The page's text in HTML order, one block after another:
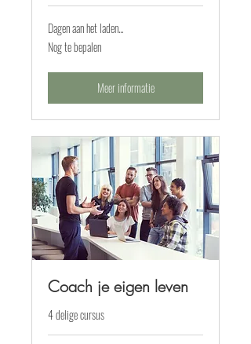
Dagen aan het laden...
Nog
te
Nog te bepalen
Meer informatie
Coach je eigen leven
4 delige cursus